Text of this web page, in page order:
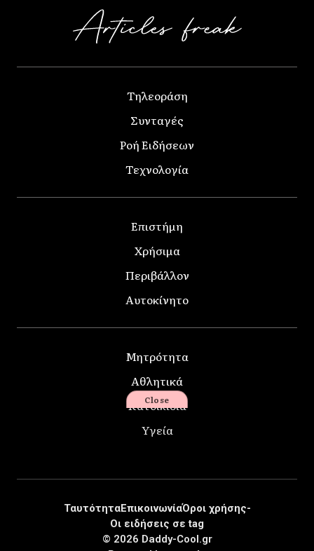
Τηλεοράση
Συνταγές
Ροή Ειδήσεων
Τεχνολογία
Επιστήμη
Χρήσιμα
Περιβάλλον
Αυτοκίνητο
Μητρότητα
Αθλητικά
Κατοικίδια
Υγεία
© 2026 Daddy-Cool.gr
ΤαυτότηταΕπικοινωνίαΌροι χρήσης-
Οι ειδήσεις σε tag
Close